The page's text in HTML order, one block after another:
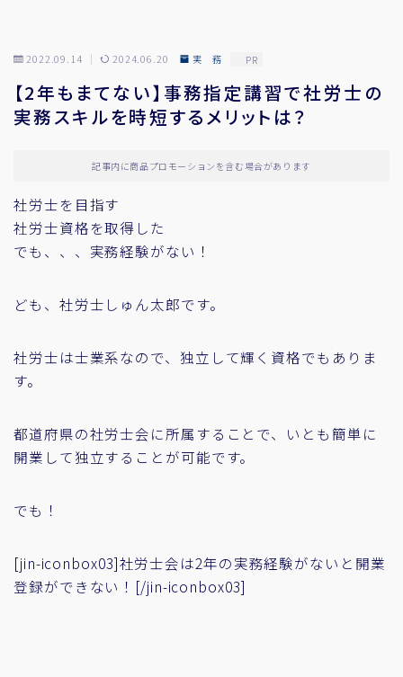
2022.09.14 2024.06.20 実 務 PR
【2年もまてない】事務指定講習で社労士の
実務スキルを時短するメリットは？
記事内に商品プロモーションを含む場合があります
社労士を目指す
社労士資格を取得した
でも、、、実務経験がない！
ども、社労士しゅん太郎です。
社労士は士業系なので、独立して輝く資格でもありま
す。
都道府県の社労士会に所属することで、いとも簡単に
開業して独立することが可能です。
でも！
[jin-iconbox03]社労士会は2年の実務経験がないと開業
登録ができない！[/jin-iconbox03]